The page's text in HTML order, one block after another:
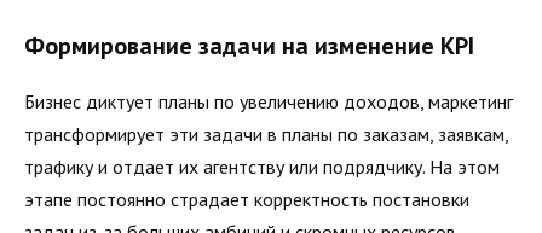
Формирование задачи на изменение KPI
Бизнес диктует планы по увеличению доходов, маркетинг
трансформирует эти задачи в планы по заказам, заявкам,
трафику и отдает их агентству или подрядчику. На этом
этапе постоянно страдает корректность постановки